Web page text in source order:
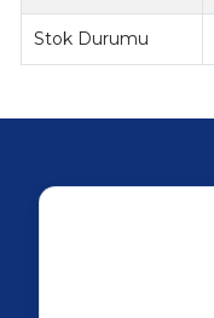
Stok Durumu